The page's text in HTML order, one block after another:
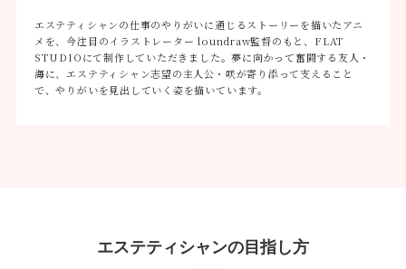
エステティシャンの仕事のやりがいに通じるストーリーを描いたアニ
メを、今注目のイラストレーター loundraw監督のもと、FLAT
STUDIOにて制作していただきました。夢に向かって奮闘する友人・
海に、エステティシャン志望の主人公・咲が寄り添って支えること
で、やりがいを見出していく姿を描いています。
エステティシャンの目指し方